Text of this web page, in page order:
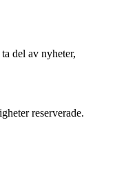
del av nyheter,
reserverade.